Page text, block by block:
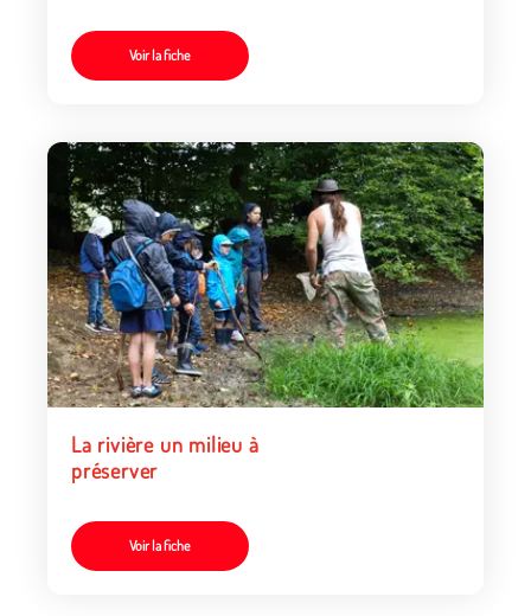
Voir la fiche
La rivière un milieu à
préserver
Voir la fiche